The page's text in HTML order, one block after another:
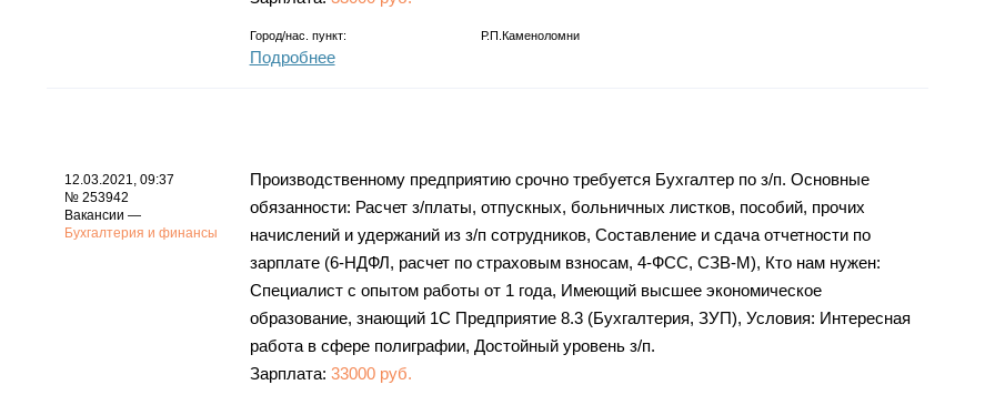
Город/нас. пункт: Р.п.Каменоломни
Подробнее
12.03.2021, 09:37
№ 253942
Вакансии —
Бухгалтерия и финансы
Производственному предприятию срочно требуется Бухгалтер по з/п. Основные
обязанности: Расчет з/платы, отпускных, больничных листков, пособий, прочих
начислений и удержаний из з/п сотрудников, Составление и сдача отчетности по
зарплате (6-НДФЛ, расчет по страховым взносам, 4-ФСС, СЗВ-М), Кто нам нужен:
Специалист с опытом работы от 1 года, Имеющий высшее экономическое
образование, знающий 1С Предприятие 8.3 (Бухгалтерия, ЗУП), Условия: Интересная
работа в сфере полиграфии, Достойный уровень з/п.
Зарплата: 33000 руб.